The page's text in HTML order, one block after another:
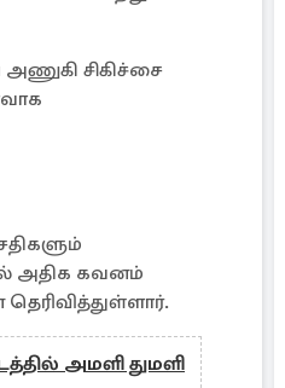
சிகிச்சை
அதிக கவனம்
அமளி துமளி